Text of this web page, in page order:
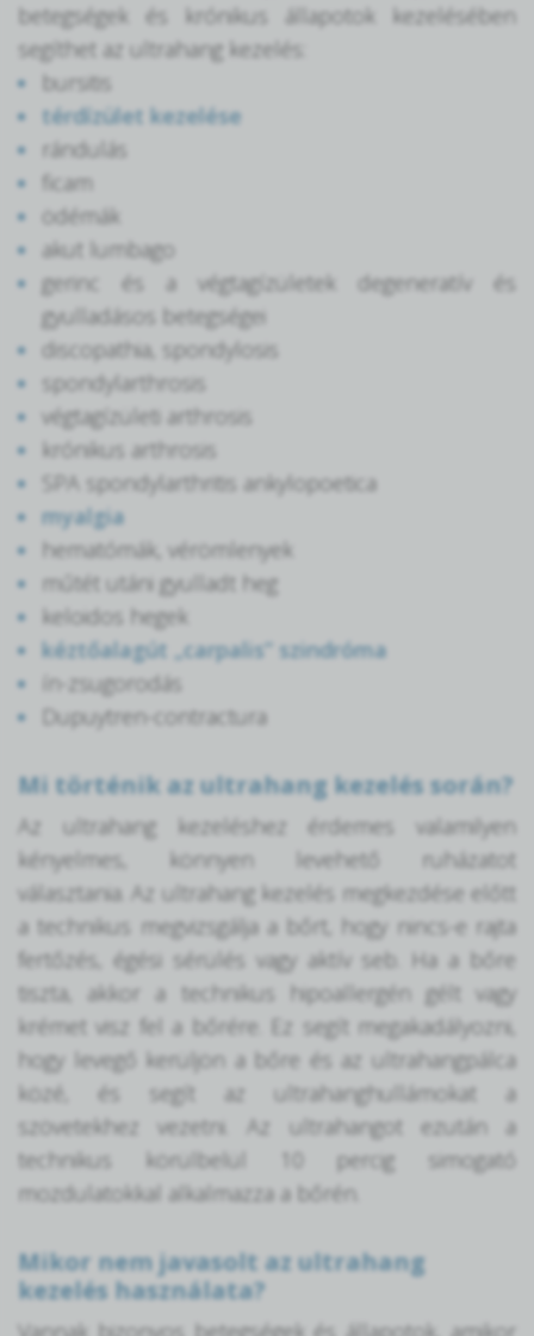
betegségek és krónikus állapotok kezelésében
segíthet az ultrahang kezelés:
bursitis
térdízület kezelése
rándulás
ficam
ödémák
akut lumbago
gerinc és a végtagízületek degeneratív és
gyulladásos betegségei
discopathia, spondylosis
spondylarthrosis
végtagízületi arthrosis
krónikus arthrosis
SPA spondylarthritis ankylopoetica
myalgia
hematómák, vérömlenyek
műtét utáni gyulladt heg
keloidos hegek
kéztőalagút „carpalis” szindróma
ín-zsugorodás
Dupuytren-contractura
Mi történik az ultrahang kezelés során?
Az ultrahang kezeléshez érdemes valamilyen
kényelmes, könnyen levehető ruházatot
választania. Az ultrahang kezelés megkezdése előtt
a technikus megvizsgálja a bőrt, hogy nincs-e rajta
fertőzés, égési sérülés vagy aktív seb. Ha a bőre
tiszta, akkor a technikus hipoallergén gélt vagy
krémet visz fel a bőrére. Ez segít megakadályozni,
hogy levegő kerüljön a bőre és az ultrahangpálca
közé, és segít az ultrahanghullámokat a
szövetekhez vezetni. Az ultrahangot ezután a
technikus körülbelül 10 percig simogató
mozdulatokkal alkalmazza a bőrén.
Mikor nem javasolt az ultrahang
kezelés használata?